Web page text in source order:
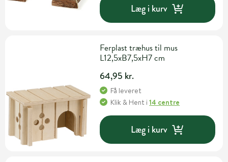
Læg i kurv
Ferplast træhus til mus
L12,5xB7,5xH7 cm
64,95 kr.
Få leveret
Klik & Hent i14 centre
Læg i kurv